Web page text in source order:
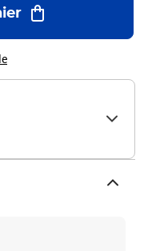
Allemand
son film plastique d
Standard Depot en